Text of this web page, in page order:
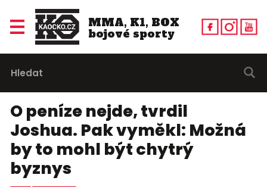
MMA, K1, BOX
bojové sporty
O peníze nejde, tvrdil
Joshua. Pak vyměkl: Možná
by to mohl být chytrý
byznys